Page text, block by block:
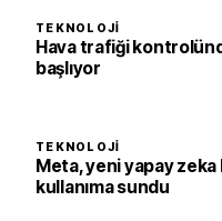
TEKNOLOJI
Hava trafiği
başlıyor
TEKNOLOJI
Meta, yeni yapay
kullanıma sundu